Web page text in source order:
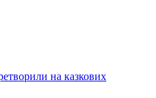
на казкових